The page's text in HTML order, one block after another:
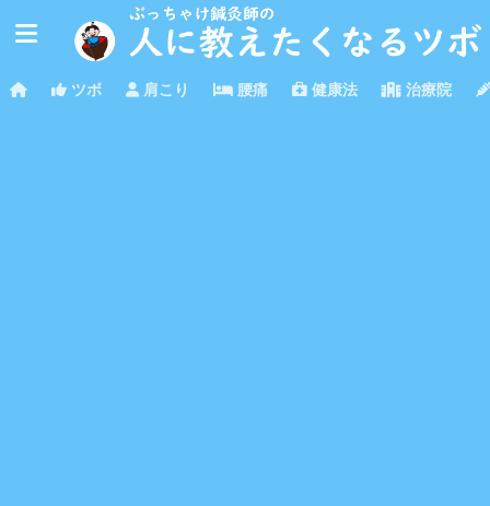
ツボ 肩こり 腰痛 健康法 治療院